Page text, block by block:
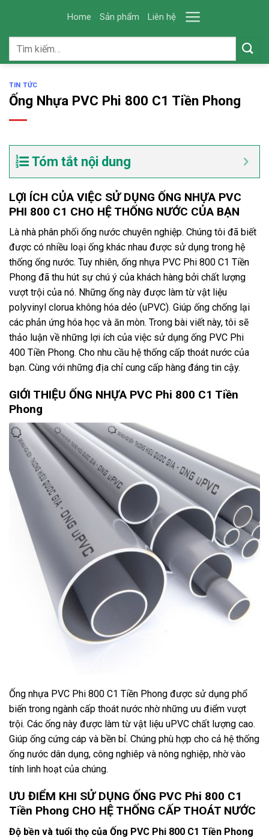
content
Home Sản phẩm Liên hệ
Tìm
TIN TỨC
Ống Nhựa PVC Phi 800 C1 Tiền Phong
Tóm tắt nội dung
LỢI ÍCH CỦA VIỆC SỬ DỤNG ỐNG NHỰA PVC
PHI 800 C1 CHO HỆ THỐNG NƯỚC CỦA BẠN
Là nhà phân phối ống nước chuyên nghiệp. Chúng tôi đã biết
được có nhiều loại ống khác nhau được sử dụng trong hệ
thống ống nước. Tuy nhiên, ống nhựa PVC Phi 800 C1 Tiền
Phong đã thu hút sự chú ý của khách hàng bởi chất lượng
vượt trội của nó. Những ống này được làm từ vật liệu
polyvinyl clorua không hóa dẻo (uPVC). Giúp ống chống lại
các phản ứng hóa học và ăn mòn. Trong bài viết này, tôi sẽ
thảo luận về những lợi ích của việc sử dụng ống PVC Phi
400 Tiền Phong. Cho nhu cầu hệ thống cấp thoát nước của
bạn. Cùng với những địa chỉ cung cấp hàng đáng tin cậy.
GIỚI THIỆU ỐNG NHỰA PVC Phi 800 C1 Tiền
Phong
Ống nhựa PVC Phi 800 C1 Tiền Phong được sử dụng phổ
biến trong ngành cấp thoát nước nhờ những ưu điểm vượt
trội. Các ống này được làm từ vật liệu uPVC chất lượng cao.
Giúp ống cứng cáp và bền bỉ. Chúng phù hợp cho cả hệ thống
ống nước dân dụng, công nghiêp và nông nghiệp, nhờ vào
tính linh hoạt của chúng.
ƯU ĐIỂM KHI SỬ DỤNG ỐNG PVC Phi 800 C1
Tiền Phong CHO HỆ THỐNG CẤP THOÁT NƯỚC
Độ bền và tuổi thọ của Ống PVC Phi 800 C1 Tiền Phong